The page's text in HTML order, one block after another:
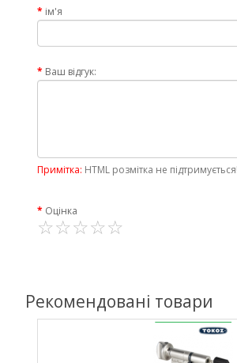
ім'я
Ваш відгук:
Примітка: HTML розмітка не
Оцінка
Рекомендовані товари